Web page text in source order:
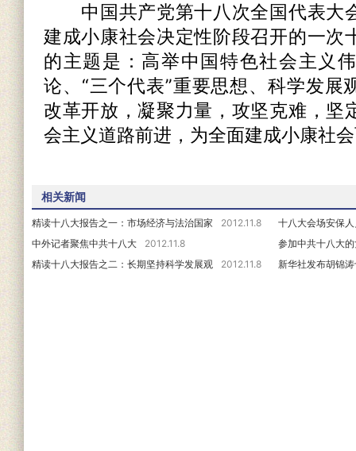
中国共产党第十八次全国代表大
建成小康社会决定性阶段召开的一次
的主题是：高举中国特色社会主义
论、“三个代表”重要思想、科学发展
改革开放，凝聚力量，攻坚克难，坚
会主义道路前进，为全面建成小康社
相关新闻
精读十八大报告之一：市场经济与法治国家 2012.11.8
十八大会场安保
中外记者聚焦中共十八大
2012.11.8
参加中共十八大
精读十八大报告之二：长期坚持科学发展观
2012.11.8 新华社发布胡锦